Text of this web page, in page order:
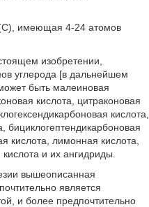
имеющая 4-24 атомов
изобретении,
углерода [в дальнейшем
быть малеиновая
кислота, цитраконовая
кислота,
бициклогептендикарбоновая
кислота, лимонная кислота,
и их ангидриды.
вышеописанная
является
и более предпочтительно